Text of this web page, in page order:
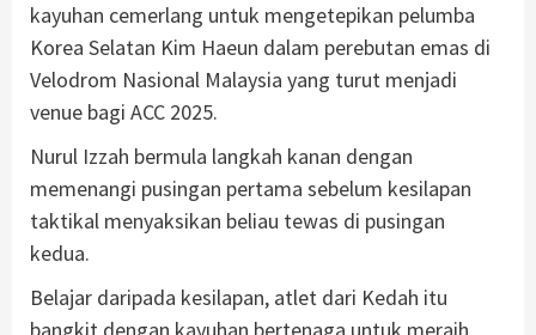
kayuhan cemerlang untuk mengetepikan pelumba
Korea Selatan Kim Haeun dalam perebutan emas di
Velodrom Nasional Malaysia yang turut menjadi
venue bagi ACC 2025.
Nurul Izzah bermula langkah kanan dengan
memenangi pusingan pertama sebelum kesilapan
taktikal menyaksikan beliau tewas di pusingan
kedua.
Belajar daripada kesilapan, atlet dari Kedah itu